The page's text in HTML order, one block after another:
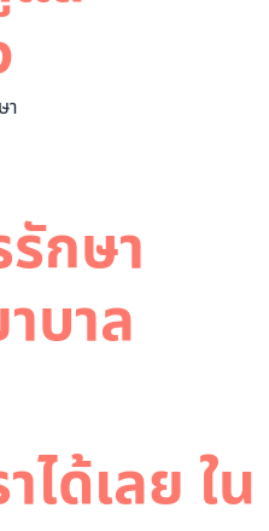
า
กษา
บาล
ได้เลย ใน